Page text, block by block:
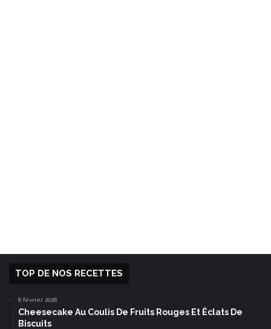
TOP DE NOS RECETTES
6 février 2026
Cheesecake Au Coulis De Fruits Rouges Et Éclats De
Biscuits